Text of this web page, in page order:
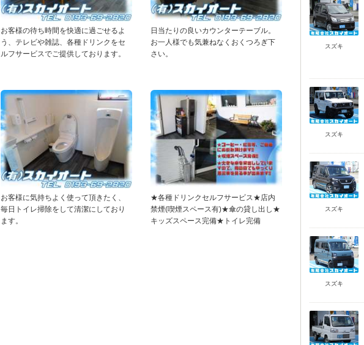
お客様の待ち時間を快適に過ごせるよ
う、テレビや雑誌、各種ドリンクをセ
ルフサービスでご提供しております。
日当たりの良いカウンターテーブル。
お一人様でも気兼ねなくおくつろぎ下
さい。
お客様に気持ちよく使って頂きたく、
毎日トイレ掃除をして清潔にしており
ます。
★各種ドリンクセルフサービス★店内
禁煙(喫煙スペース有)★傘の貸し出し★
キッズスペース完備★トイレ完備
スズキ
スズキ
スズキ
スズキ